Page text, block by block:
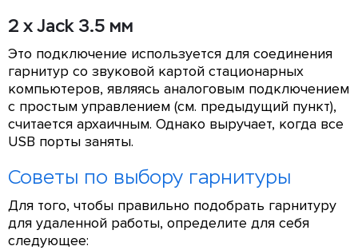
2 x Jack 3.5 мм
Это подключение используется для соединения
гарнитур со звуковой картой стационарных
компьютеров, являясь аналоговым подключением
с простым управлением (см. предыдущий пункт),
считается архаичным. Однако выручает, когда все
USB порты заняты.
Советы по выбору гарнитуры
Для того, чтобы правильно подобрать гарнитуру
для удаленной работы, определите для себя
следующее: